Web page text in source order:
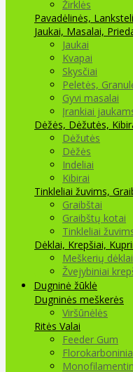
Žirklės
Pavadėlinės,
Jaukai, Masalai,
Jaukai
Kvapai
Skysčiai
Peletės,
Gyvi masalai
Įrankiai
Dėžės, Dėžutės,
Dėžutės
Dėžės
Indeliai
Kibirai
Tinkleliai žuvims,
Graibštai
Graibštų kotai
Tinkleliai
Dėklai, Krepšiai,
Meškerių dėklai
Žvejybiniai
Dugninė žūklė
Dugninės meškerės
Viršūnėlės
Ritės Valai
Feeder Gum